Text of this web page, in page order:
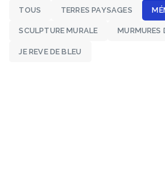
TOUS TERRES PAYSAGES
SCULPTURE MURALE MURMURES
JE REVE DE BLEU